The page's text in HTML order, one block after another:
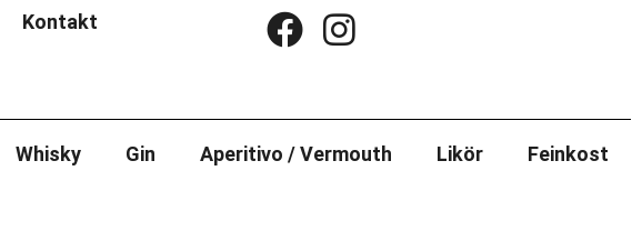
Kontakt
Whisky Gin Aperitivo / Vermouth Likör Feinkost